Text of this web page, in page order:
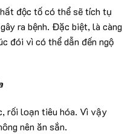
độc tố có thể sẽ tích tụ
ra bệnh. Đặc biệt, là càng
đói vì có thể dẫn đến ngộ
rối loạn tiêu hóa. Vì vậy
nên ăn sắn.